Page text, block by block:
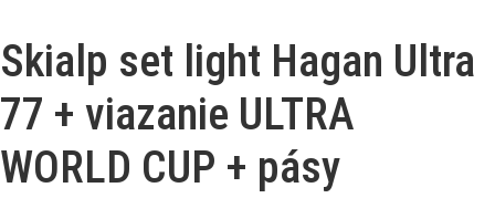
Skialp set light Hagan Ultra
77 + viazanie ULTRA
WORLD CUP + pásy